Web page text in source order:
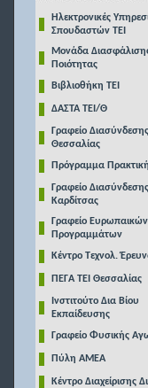
Ηλεκτρονικές
Σπουδαστών ΤΕΙ
Μονάδα
Ποιότητας
Βιβλιοθήκη ΤΕΙ
ΔΑΣΤΑ ΤΕΙ/Θ
Γραφείο Διασύνδεσης
Θεσσαλίας
Πρόγραμμα
Γραφείο Διασύνδεσης
Καρδίτσας
Γραφείο Ευρωπαικών
Προγραμμάτων
Κέντρο Τεχνολ.
ΠΕΓΑ ΤΕΙ Θεσσαλίας
Ινστιτούτο Δια Βίου
Εκπαίδευσης
Γραφείο Φυσικής
Πύλη ΑΜΕΑ
Κέντρο Διαχείρισης